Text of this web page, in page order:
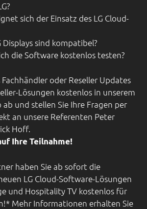
sich der Einsatz des LG Cloud-
Displays sind kompatibel?
die Software kostenlos testen?
Fachhändler oder Reseller Updates
Lösungen kostenlos in unserem
und stellen Sie Ihre Fragen per
an unsere Referenten Peter
Hoff.
Ihre Teilnahme!
haben Sie ab sofort die
LG Cloud-Software-Lösungen
und Hospitality TV kostenlos für
Mehr Informationen erhalten Sie